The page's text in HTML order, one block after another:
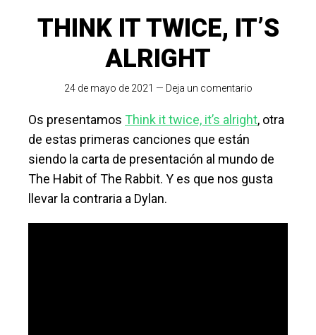
THINK IT TWICE, IT’S
ALRIGHT
24 de mayo de 2021 — Deja un comentario
Os presentamos Think it twice, it’s alright, otra
de estas primeras canciones que están
siendo la carta de presentación al mundo de
The Habit of The Rabbit. Y es que nos gusta
llevar la contraria a Dylan.